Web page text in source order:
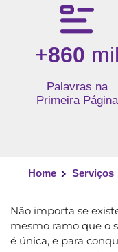
+860 mil
Palavras na
Primeira Página
Home Serviços
Não importa se
mesmo ramo que o
é única, e para